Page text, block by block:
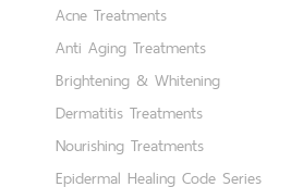
Acne Treatments
Anti Aging Treatments
Brightening & Whitening
Dermatitis Treatments
Nourishing Treatments
Epidermal Healing Code Series